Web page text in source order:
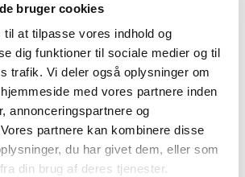
bruger cookies
at tilpasse vores indhold og
dig funktioner til sociale medier og til
trafik. Vi deler også oplysninger om
med vores partnere inden
annonceringspartnere og
partnere kan kombinere disse
du har givet dem, eller som
din brug af deres tjenester.
Danmark lære af USA?
for internationale på
og lad dem komme videre
giv mere positiv feedback til